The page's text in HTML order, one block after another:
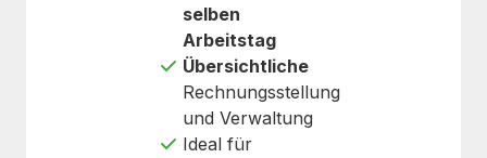
selben
Arbeitstag
Übersichtliche
Rechnungsstellung
und Verwaltung
Ideal für